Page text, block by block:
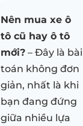
Nên mua xe ô
tô cũ hay ô tô
mới? – Đây là bài
toán không đơn
giản, nhất là khi
bạn đang đứng
giữa nhiều lựa